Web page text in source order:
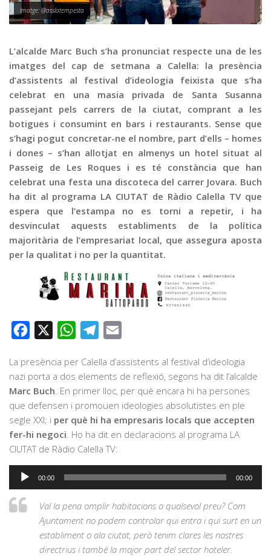
Publicitat
Contacte
Imatge: @asslatempesta
L’alcalde Marc Buch s’ha pronunciat respecte una de les
imatges del cap de setmana a Calella: la presència
d’assistents al festival d’ideologia feixista que s’ha
celebrat en una masia privada de Santa Susanna
passejant pels carrers de la ciutat, comprant a les
botigues i consumint en bars i restaurants. Sense que
s’hagi pogut concretar-ne el nombre, part d’ells – homes
i dones – s’han allotjat en almenys un hotel situat al
Passeig de Les Roques i es té constància que han
celebrat una festa una discoteca del carrer Jovara. Buch
ha dit al programa LA CIUTAT de Ràdio Calella TV que
espera que l’estampa no es torni a repetir, i ha
desvinculat aquests establiments de la política
majoritària de l’empresariat local, que assegura aposta
per la qualitat i no per la quantitat.
Facebook WhatsAppTelegram
La presència per Calella d’assistents al festival d’ideologia
nazi porta a dos elements de reflexió, segons ha dit l’alcalde
Marc Buch . En primer lloc, per què encara hi ha persones
que defensen i promouen ideologies absolutistes en ple
segle XXI; i per què hi ha empresaris locals que accepten
fer-hi negoci . Ho ha dit en declaracions al programa LA
CIUTAT de Ràdio Calella TV:
Reproductor
00:00 00:00
Val la pena omplir habitacions a qualsevol preu? Com
Ajuntament no podem controlar qui entra i qui surt en un
establiment o ala ciutat, però tenim clares les nostres
directrius i també la major part del sector hoteler.